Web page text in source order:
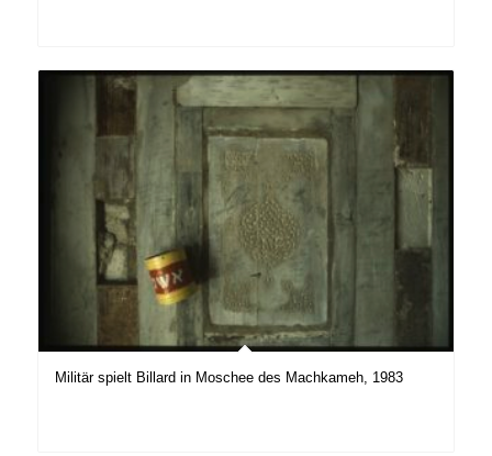
Militär spielt Billard in Moschee des Machkameh, 1983